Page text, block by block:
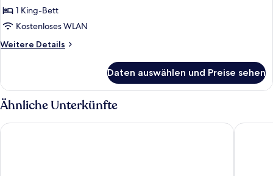
Deluxe
King
Studio
1 King-Bett
Kostenloses WLAN
Weitere Details
Weitere
King
Studio
Daten auswählen und Preise sehen
Ähnliche Unterkünfte
Centre Point Sukhumvit 10 Centre